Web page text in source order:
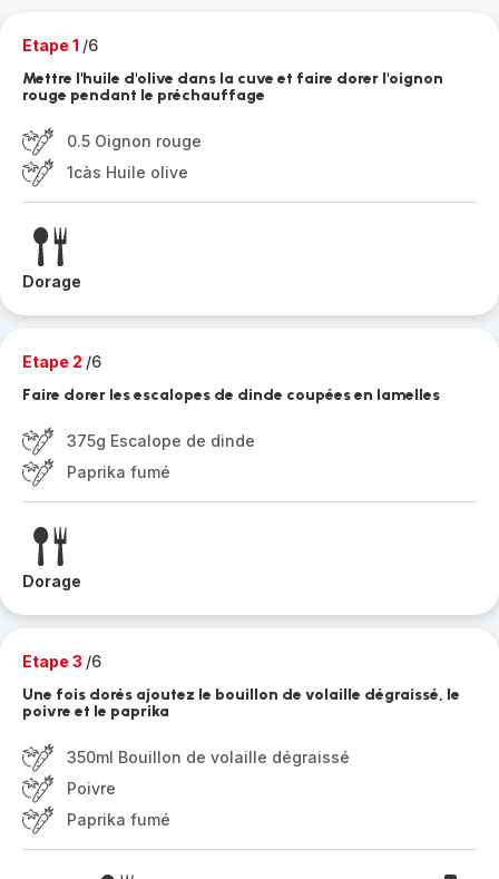
Etape 1 /6
Mettre l'huile d'olive dans la cuve et faire dorer l'oignon
rouge pendant le préchauffage
0.5 Oignon rouge
1càs Huile olive
Dorage
Etape 2 /6
Faire dorer les escalopes de dinde coupées en lamelles
375g Escalope de dinde
Paprika fumé
Dorage
Etape 3 /6
Une fois dorés ajoutez le bouillon de volaille dégraissé, le
poivre et le paprika
350ml Bouillon de volaille dégraissé
Poivre
Paprika fumé